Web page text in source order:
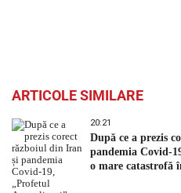
ARTICOLE SIMILARE
20:21
După ce a prezis
pandemia Covid-
o mare catastrofă